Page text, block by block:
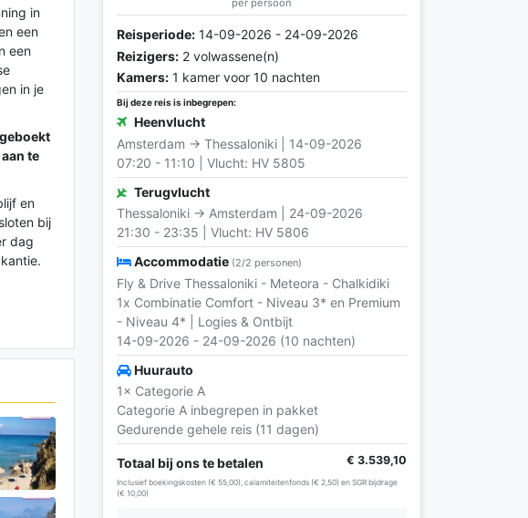
in
een
een
in je
te
en
bij
dag
per persoon
Reisperiode: 14-09-2026 - 24-09-2026
Reizigers: 2 volwassene(n)
Kamers: 1 kamer voor 10 nachten
Bij deze reis is inbegrepen:
Heenvlucht
Amsterdam → Thessaloniki | 14-09-2026
07:20 - 11:10 | Vlucht: HV 5805
Terugvlucht
Thessaloniki → Amsterdam | 24-09-2026
21:30 - 23:35 | Vlucht: HV 5806
Accommodatie (2/2 personen)
Fly & Drive Thessaloniki - Meteora - Chalkidiki
1x Combinatie Comfort - Niveau 3* en Premium
- Niveau 4* | Logies & Ontbijt
14-09-2026 - 24-09-2026 (10 nachten)
Huurauto
1× Categorie A
Categorie A inbegrepen in pakket
Gedurende gehele reis (11 dagen)
Totaal bij ons te betalen € 3.539,10
Inclusief boekingskosten (€ 55,00), calamiteitenfonds (€ 2,50) en SGR bijdrage
(€ 10,00)